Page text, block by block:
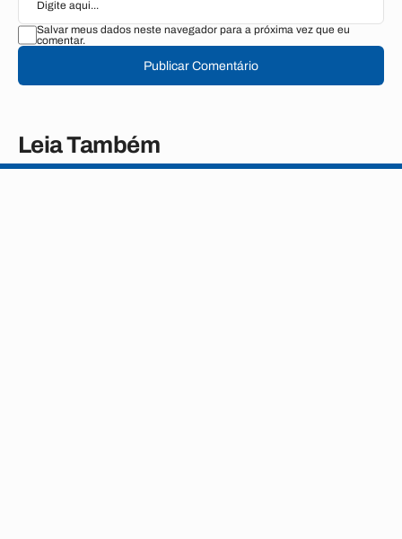
Salvar meus dados neste navegador para a próxima vez que eu
comentar.
Publicar Comentário
Leia Também